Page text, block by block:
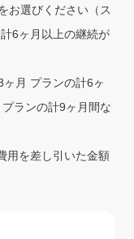
お選びください（ス
6ヶ月以上の継続が
月 プランの計6ヶ
ランの計9ヶ月間な
用を差し引いた金額